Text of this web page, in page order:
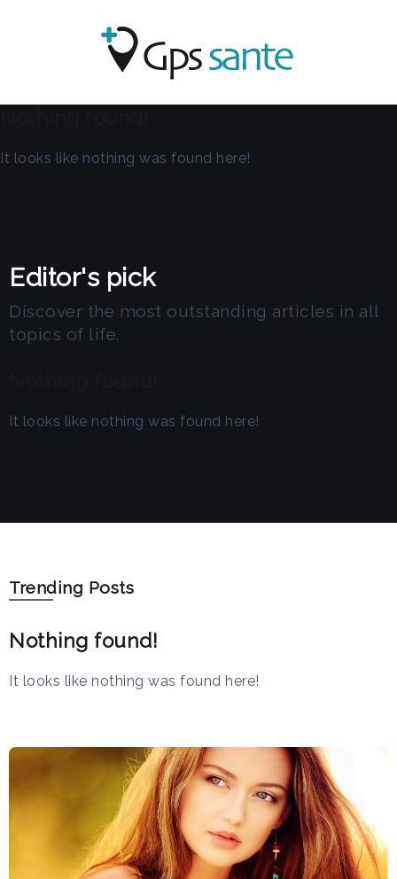
It looks like nothing was found here!
Editor's pick
Discover the most outstanding articles in all
topics of life.
It looks like nothing was found here!
Trending Posts
Nothing found!
It looks like nothing was found here!